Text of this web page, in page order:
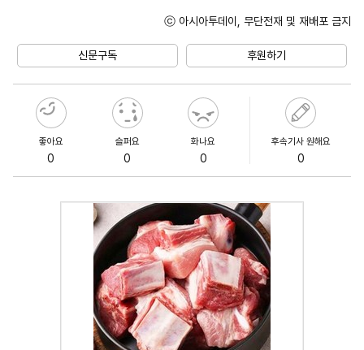
ⓒ 아시아투데이, 무단전재 및 재배포 금지
신문구독 후원하기
좋아요
0
슬퍼요
0
화나요
0
후속기사 원해요
0